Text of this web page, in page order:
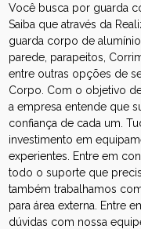
Você busca por guarda
Saiba que através da
guarda corpo de
parede, parapeitos,
entre outras opções de
Corpo. Com o objetivo
a empresa entende que
confiança de cada um.
investimento em
experientes. Entre em
todo o suporte que
também trabalhamos
para área externa. Entre
dúvidas com nossa